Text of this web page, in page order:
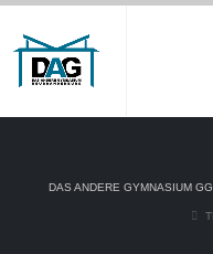
DAS ANDERE GYMNASIUM